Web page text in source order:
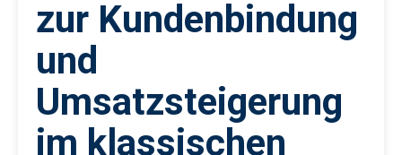
zur Kundenbindung
und
Umsatzsteigerung
im klassischen